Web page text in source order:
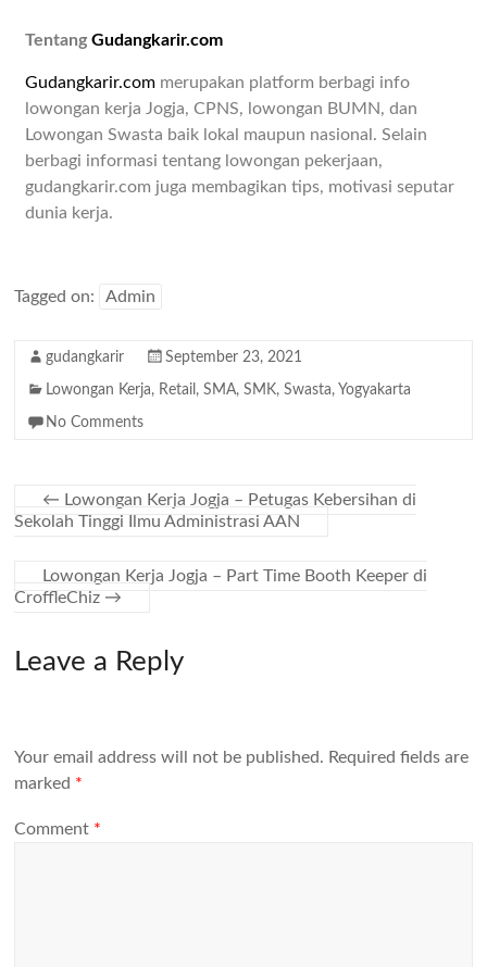
TentangGudangkarir.com
Gudangkarir.com merupakan platform berbagi info
lowongan kerja Jogja, CPNS, lowongan BUMN, dan
Lowongan Swasta baik lokal maupun nasional. Selain
berbagi informasi tentang lowongan pekerjaan,
gudangkarir.com juga membagikan tips, motivasi seputar
dunia kerja.
Tagged on: Admin
gudangkarir September 23, 2021
Lowongan Kerja, Retail ,SMA,SMK,Swasta, Yogyakarta
No Comments
← Lowongan Kerja Jogja – Petugas Kebersihan di
Sekolah Tinggi Ilmu Administrasi AAN
Lowongan Kerja Jogja – Part Time Booth Keeper di
CroffleChiz →
Leave a Reply
Your email address will not be published. Required fields are
marked *
Comment *